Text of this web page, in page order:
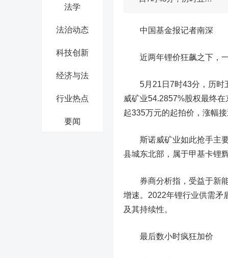
法学
法治动态
科技创新
经济与法
行业热点
要闻
中国基金报记者南深
近两年锂价狂飙之下，一
5月21日7时43分，历时五
威矿业54.2857%股权最终
起335万元的起拍价，涨幅
斯诺威矿业如此抢手主要
县城东北部，属于甲基卡锂
券商分析指，受益于新能
增速。2022年锂行业供需矛
及其持续性。
最后数小时疯狂加价